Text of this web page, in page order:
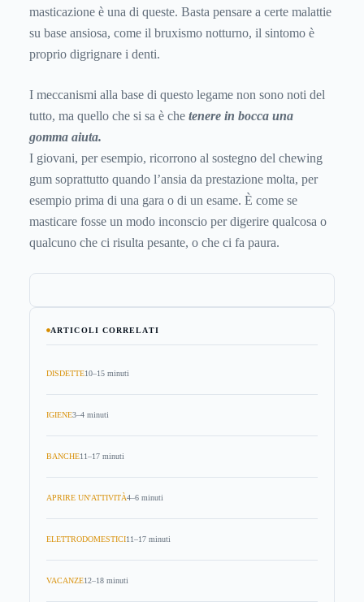
masticazione è una di queste. Basta pensare a certe malattie
su base ansiosa, come il bruxismo notturno, il sintomo è
proprio digrignare i denti.
I meccanismi alla base di questo legame non sono noti del
tutto, ma quello che si sa è che tenere in bocca una
gomma aiuta.
I giovani, per esempio, ricorrono al sostegno del chewing
gum soprattutto quando l’ansia da prestazione molta, per
esempio prima di una gara o di un esame. È come se
masticare fosse un modo inconscio per digerire qualcosa o
qualcuno che ci risulta pesante, o che ci fa paura.
ARTICOLI CORRELATI
DISDETTE10–15 minuti
IGIENE3–4 minuti
BANCHE11–17 minuti
APRIRE UN'ATTIVITÀ4–6 minuti
ELETTRODOMESTICI11–17 minuti
VACANZE12–18 minuti